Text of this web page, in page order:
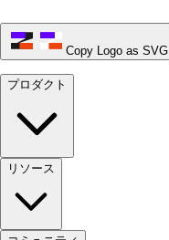
Copy Logo as SVG
プロダクト
リソース